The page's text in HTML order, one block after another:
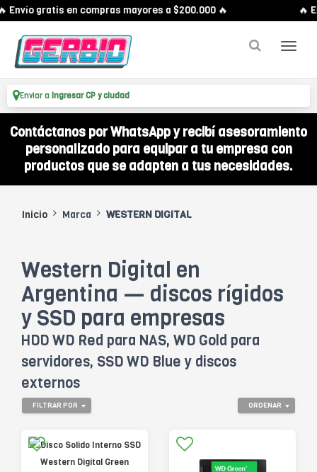
gratis en compras mayores a $200.000 🔥 🔥
Enviar a Ingresar CP y ciudad
Contáctanos por WhatsApp y recibí asesoramiento
personalizado para equipar a tu empresa con
productos que se adapten a tus necesidades.
Inicio Marca WESTERN DIGITAL
Western Digital en
Argentina — discos rígidos
y SSD para empresas
HDD WD Red para NAS, WD Gold para
servidores, SSD WD Blue y discos
externos
ORDENAR
FILTRAR POR